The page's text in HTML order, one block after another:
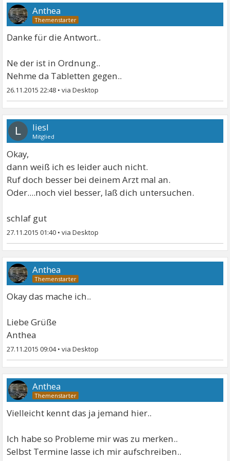
Anthea
Danke für die Antwort..
Ne der ist in Ordnung..
Nehme da Tabletten gegen..
26.11.2015 22:48 •
L liesl
Mitglied
Okay,
dann weiß ich es leider auch nicht.
Ruf doch besser bei deinem Arzt mal an.
Oder....noch viel besser, laß dich untersuchen.
schlaf gut
27.11.2015 01:40 •
Anthea
Okay das mache ich..
Liebe Grüße
Anthea
27.11.2015 09:04•
Anthea
Vielleicht kennt das ja jemand hier..
Ich habe so Probleme mir was zu merken..
Selbst Termine lasse ich mir aufschreiben..